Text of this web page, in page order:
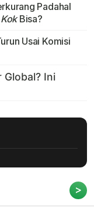
Padahal
KokBisa?
Usai Komisi
>